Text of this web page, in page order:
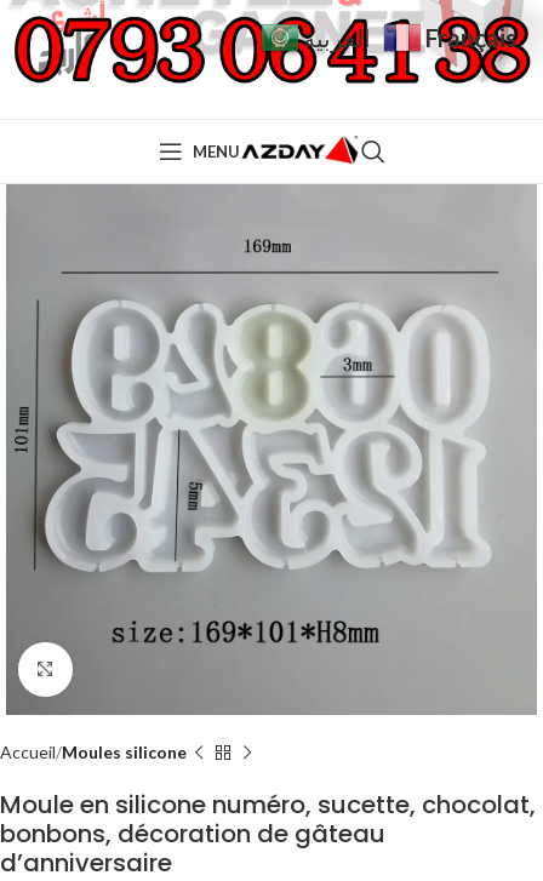
MENU
Click to enlarge
Accueil Moules silicone
Moule en silicone numéro, sucette, chocolat,
bonbons, décoration de gâteau
d’anniversaire
العربية Français